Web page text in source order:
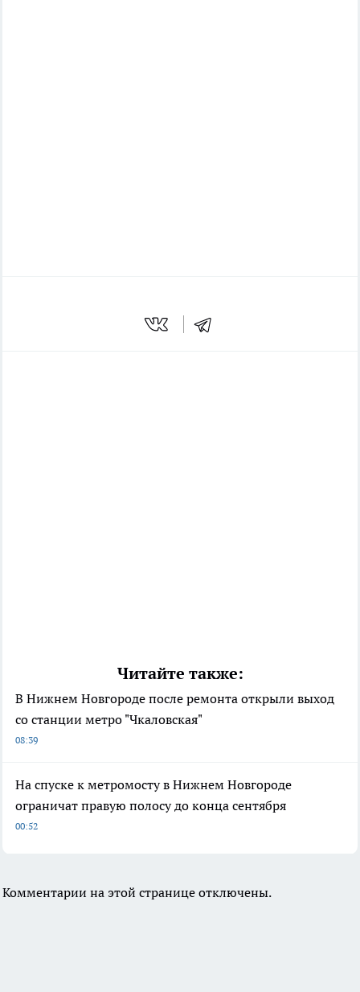
Читайте также:
В Нижнем Новгороде после ремонта открыли выход
со станции метро "Чкаловская"
08:39
На спуске к метромосту в Нижнем Новгороде
ограничат правую полосу до конца сентября
00:52
Комментарии на этой странице отключены.